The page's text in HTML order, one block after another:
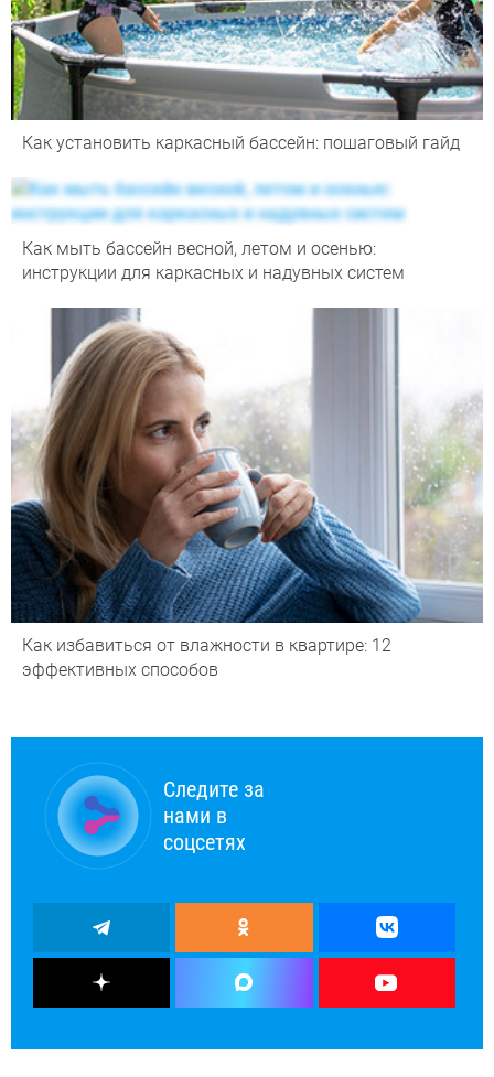
Как установить каркасный бассейн: пошаговый гайд
Как мыть бассейн весной, летом и осенью:
инструкции для каркасных и надувных систем
Как избавиться от влажности в квартире: 12
эффективных способов
Следите за
нами в
соцсетях